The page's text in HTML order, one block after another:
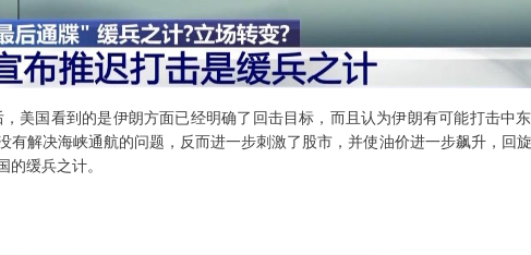
美国看到的是伊朗方面已经明确了回击目标，而且认为伊朗有可能打击中
有解决海峡通航的问题，反而进一步刺激了股市，并使油价进一步飙升，回
缓兵之计。